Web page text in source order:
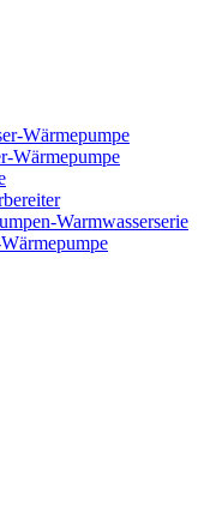
Wärmepumpe
Wärmepumpe
Warmwasserserie